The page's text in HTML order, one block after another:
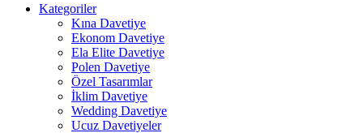
Kategoriler
Kına Davetiye
Ekonom Davetiye
Ela Elite Davetiye
Polen Davetiye
Özel Tasarımlar
İklim Davetiye
Wedding Davetiye
Ucuz Davetiyeler